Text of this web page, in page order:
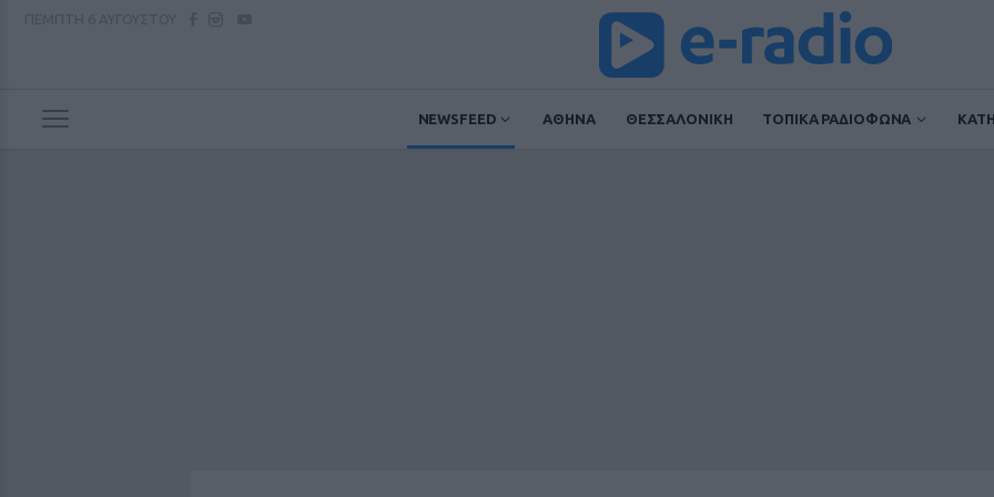
NEWSFEED ΑΘΗΝΑ ΘΕΣΣΑΛΟΝΙΚΗ ΤΟΠΙΚΑ ΡΑΔΙΟΦΩΝΑ